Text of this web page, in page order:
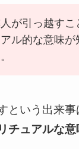
が引っ越すこ
アル的な意味
という出来
チュアルな意